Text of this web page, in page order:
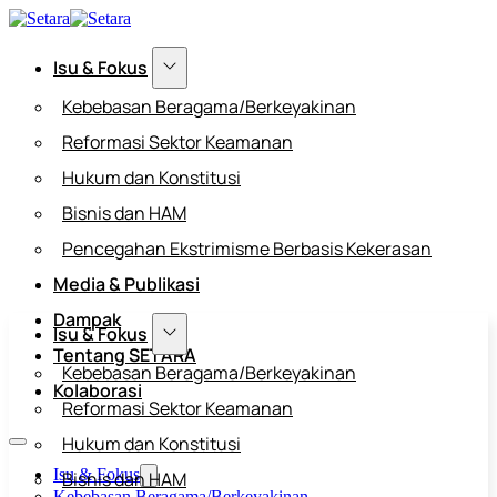
Isu & Fokus
Kebebasan Beragama/Berkeyakinan
Reformasi Sektor Keamanan
Hukum dan Konstitusi
Bisnis dan HAM
Pencegahan Ekstrimisme Berbasis Kekerasan
Media & Publikasi
Dampak
Tentang SETARA
Kolaborasi
Isu & Fokus
Isu & Fokus
Kebebasan Beragama/Berkeyakinan
Reformasi Sektor Keamanan
Hukum dan Konstitusi
Bisnis dan HAM